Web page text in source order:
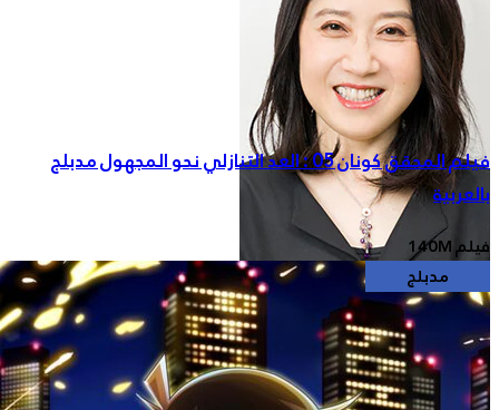
كونان 05 : العد التنازلي نحو المجهول مدبلج